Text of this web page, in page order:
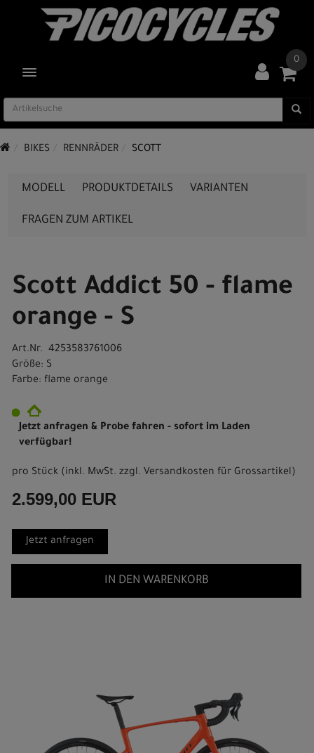
TOGGLE NAVIGATION
0
BIKES RENNRÄDER SCOTT
MODELL PRODUKTDETAILS VARIANTEN
FRAGEN ZUM ARTIKEL
Scott Addict 50 - flame
orange - S
Art.Nr. 4253583761006
Größe: S
Farbe: flame orange
Jetzt anfragen & Probe fahren - sofort im Laden
verfügbar!
pro Stück (inkl. MwSt. zzgl. Versandkosten für Grossartikel)
2.599,00 EUR
Jetzt anfragen
IN DEN WARENKORB